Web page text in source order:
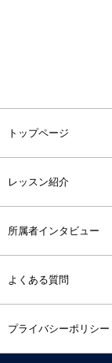
トップページ
レッスン紹介
所属者インタビュー
よくある質問
プライバシーポリシー